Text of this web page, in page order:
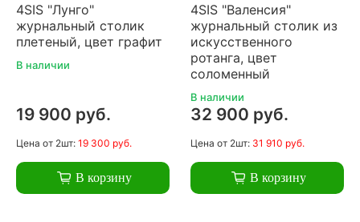
4SIS "Лунго"
журнальный столик
плетеный, цвет графит
В наличии
19 900 руб.
Цена от 2шт: 19 300 руб.
В корзину
4SIS "Валенсия"
журнальный столик из
искусственного
ротанга, цвет
соломенный
В наличии
32 900 руб.
Цена от 2шт: 31 910 руб.
В корзину